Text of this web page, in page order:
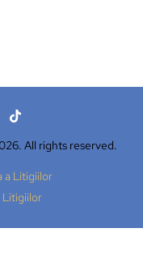
All rights reserved.